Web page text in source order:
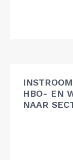
HBO- EN
NAAR